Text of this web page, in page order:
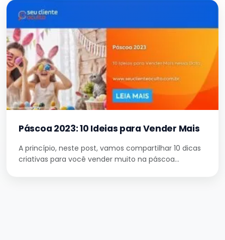
Páscoa 2023: 10 Ideias para Vender Mais
A princípio, neste post, vamos compartilhar 10 dicas
criativas para você vender muito na páscoa…